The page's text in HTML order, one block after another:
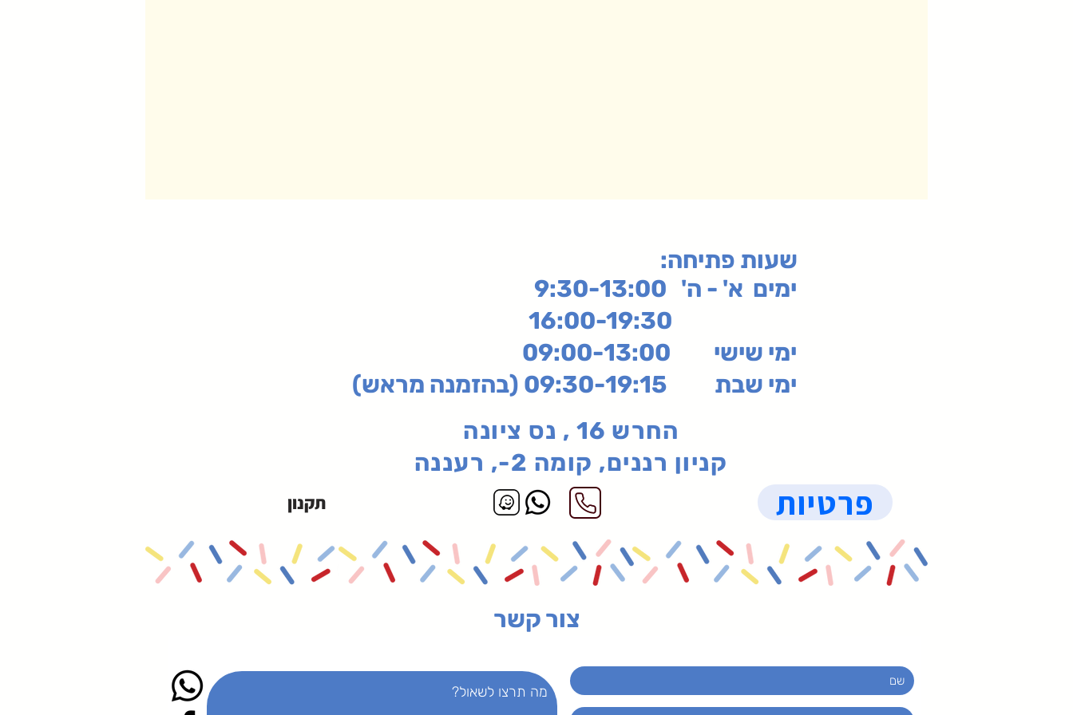
:שעות פתיחה
ימים א' - ה' 9:30-13:00
ימי שישי 09:00-13:00
ימי שבת 09:30-19:15 (בהזמנה מראש)
החרש 16 , נס ציונה
קניון רננים, קומה 2-, רעננה
תקנון פרטיות
צור קשר